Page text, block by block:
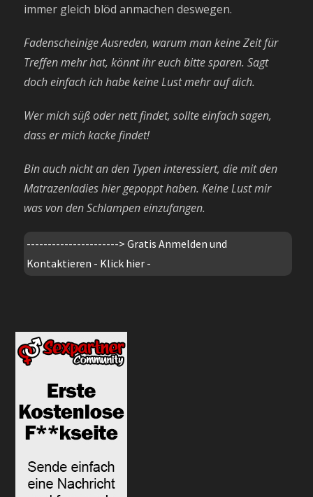
immer gleich blöd anmachen deswegen.
Fadenscheinige Ausreden, warum man keine Zeit für
Treffen mehr hat, könnt ihr euch bitte sparen. Sagt
doch einfach ich habe keine Lust mehr auf dich.
Wer mich süß oder nett findet, sollte einfach sagen,
dass er mich kacke findet!
Bin auch nicht an den Typen interessiert, die mit den
Matrazenladies hier gepoppt haben. Keine Lust mir
was von den Schlampen einzufangen.
---------------------->Gratis Anmelden und
Kontaktieren - Klick hier -